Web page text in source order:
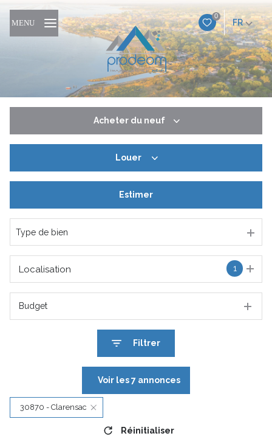
0
FR
MENU
Acheter du neuf
Du neuf
Louer
De l'immo pro
Estimer
Type de bien
1
Localisation
Budget
Filtrer
Voir les7 annonces
30870 - Clarensac
Réinitialiser